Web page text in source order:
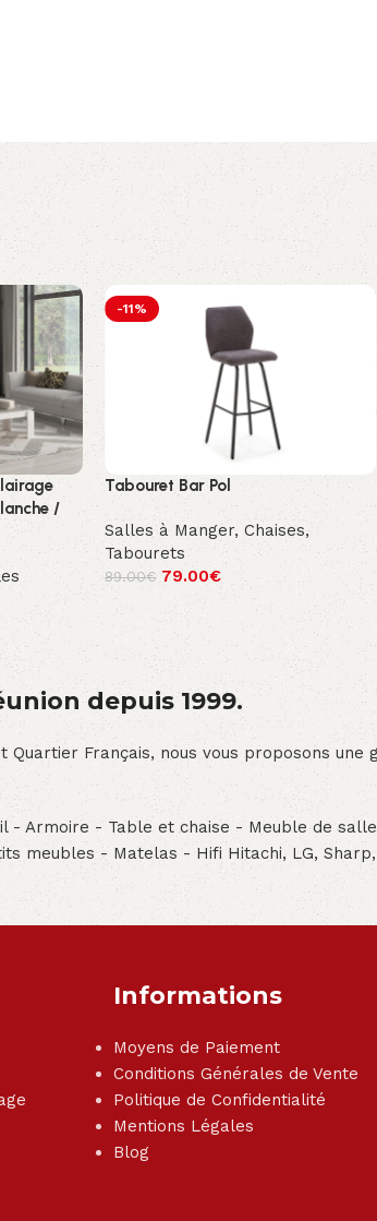
/
-11%
Tabouret Bar Pol
Salles à Manger,Chaises,
Tabourets
89.00€ 79.00€
depuis 1999.
Français, nous vous proposons
- Armoire - Table et chaise - Meuble de
- Matelas - Hifi Hitachi, LG, Sharp,
Informations
Moyens de Paiement
Conditions Générales de Vente
Politique de Confidentialité
Mentions Légales
Blog